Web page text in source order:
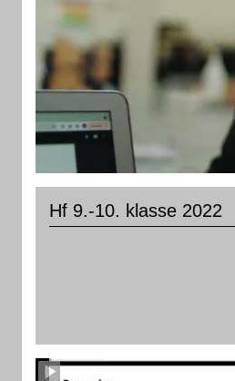
Hf 9.-10. klasse 2022